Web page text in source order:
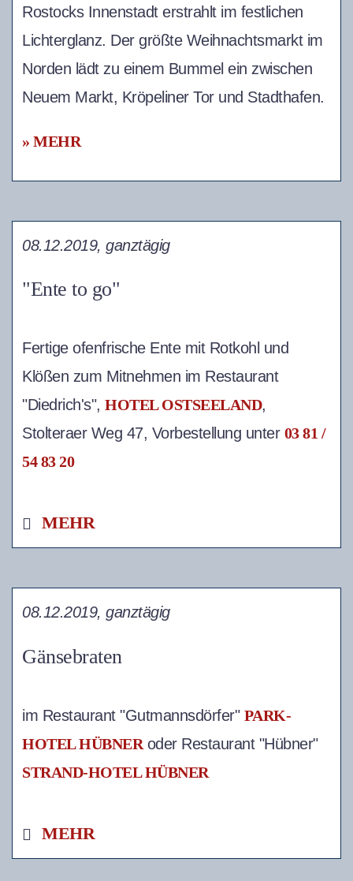
Rostocks Innenstadt erstrahlt im festlichen
Lichterglanz. Der größte Weihnachtsmarkt im
Norden lädt zu einem Bummel ein zwischen
Neuem Markt, Kröpeliner Tor und Stadthafen.
» MEHR
"Ente to go"
08.12.2019, ganztägig
Fertige ofenfrische Ente mit Rotkohl und
Klößen zum Mitnehmen im Restaurant
"Diedrich's", HOTEL OSTSEELAND,
Stolteraer Weg 47, Vorbestellung unter 03 81 /
54 83 20
MEHR
Gänsebraten
08.12.2019, ganztägig
im Restaurant "Gutmannsdörfer" PARK-
HOTEL HÜBNER oder Restaurant "Hübner"
STRAND-HOTEL HÜBNER
MEHR